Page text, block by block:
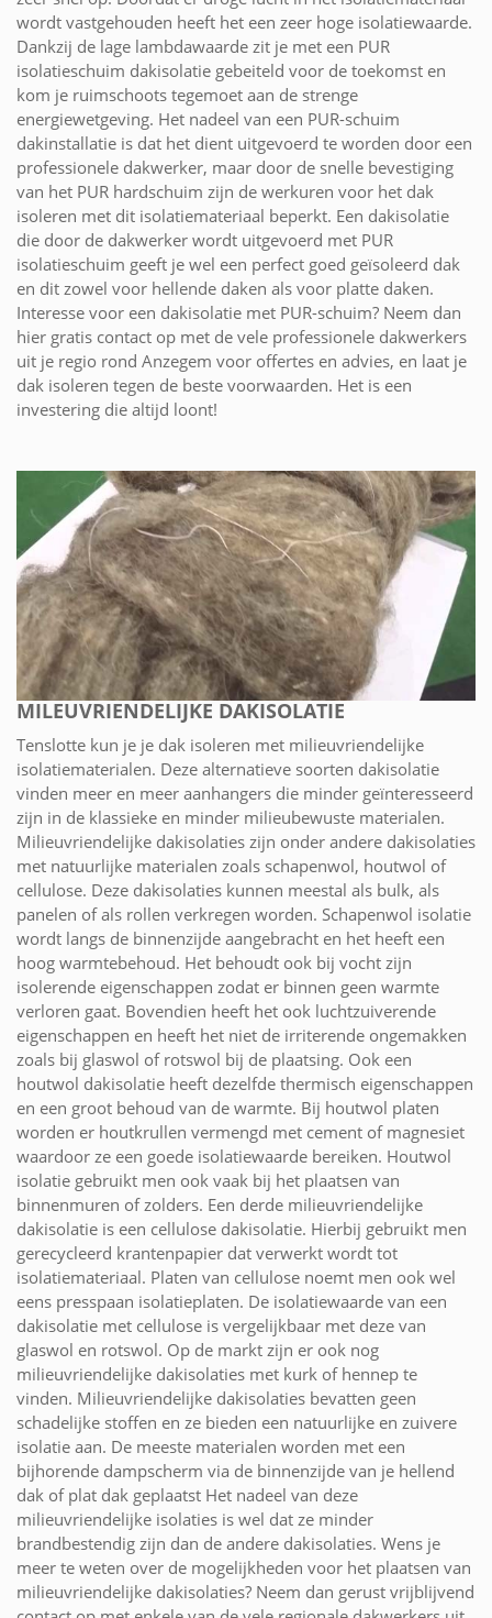
wordt vastgehouden heeft het een zeer hoge isolatiewaarde.
Dankzij de lage lambdawaarde zit je met een PUR
isolatieschuim dakisolatie gebeiteld voor de toekomst en
kom je ruimschoots tegemoet aan de strenge
energiewetgeving. Het nadeel van een PUR-schuim
dakinstallatie is dat het dient uitgevoerd te worden door een
professionele dakwerker, maar door de snelle bevestiging
van het PUR hardschuim zijn de werkuren voor het dak
isoleren met dit isolatiemateriaal beperkt. Een dakisolatie
die door de dakwerker wordt uitgevoerd met PUR
isolatieschuim geeft je wel een perfect goed geïsoleerd dak
en dit zowel voor hellende daken als voor platte daken.
Interesse voor een dakisolatie met PUR-schuim? Neem dan
hier gratis contact op met de vele professionele dakwerkers
uit je regio rond Anzegem voor offertes en advies, en laat je
dak isoleren tegen de beste voorwaarden. Het is een
investering die altijd loont!
MILEUVRIENDELIJKE DAKISOLATIE
Tenslotte kun je je dak isoleren met milieuvriendelijke
isolatiematerialen. Deze alternatieve soorten dakisolatie
vinden meer en meer aanhangers die minder geïnteresseerd
zijn in de klassieke en minder milieubewuste materialen.
Milieuvriendelijke dakisolaties zijn onder andere dakisolaties
met natuurlijke materialen zoals schapenwol, houtwol of
cellulose. Deze dakisolaties kunnen meestal als bulk, als
panelen of als rollen verkregen worden. Schapenwol isolatie
wordt langs de binnenzijde aangebracht en het heeft een
hoog warmtebehoud. Het behoudt ook bij vocht zijn
isolerende eigenschappen zodat er binnen geen warmte
verloren gaat. Bovendien heeft het ook luchtzuiverende
eigenschappen en heeft het niet de irriterende ongemakken
zoals bij glaswol of rotswol bij de plaatsing. Ook een
houtwol dakisolatie heeft dezelfde thermisch eigenschappen
en een groot behoud van de warmte. Bij houtwol platen
worden er houtkrullen vermengd met cement of magnesiet
waardoor ze een goede isolatiewaarde bereiken. Houtwol
isolatie gebruikt men ook vaak bij het plaatsen van
binnenmuren of zolders. Een derde milieuvriendelijke
dakisolatie is een cellulose dakisolatie. Hierbij gebruikt men
gerecycleerd krantenpapier dat verwerkt wordt tot
isolatiemateriaal. Platen van cellulose noemt men ook wel
eens presspaan isolatieplaten. De isolatiewaarde van een
dakisolatie met cellulose is vergelijkbaar met deze van
glaswol en rotswol. Op de markt zijn er ook nog
milieuvriendelijke dakisolaties met kurk of hennep te
vinden. Milieuvriendelijke dakisolaties bevatten geen
schadelijke stoffen en ze bieden een natuurlijke en zuivere
isolatie aan. De meeste materialen worden met een
bijhorende dampscherm via de binnenzijde van je hellend
dak of plat dak geplaatst Het nadeel van deze
milieuvriendelijke isolaties is wel dat ze minder
brandbestendig zijn dan de andere dakisolaties. Wens je
meer te weten over de mogelijkheden voor het plaatsen van
milieuvriendelijke dakisolaties? Neem dan gerust vrijblijvend